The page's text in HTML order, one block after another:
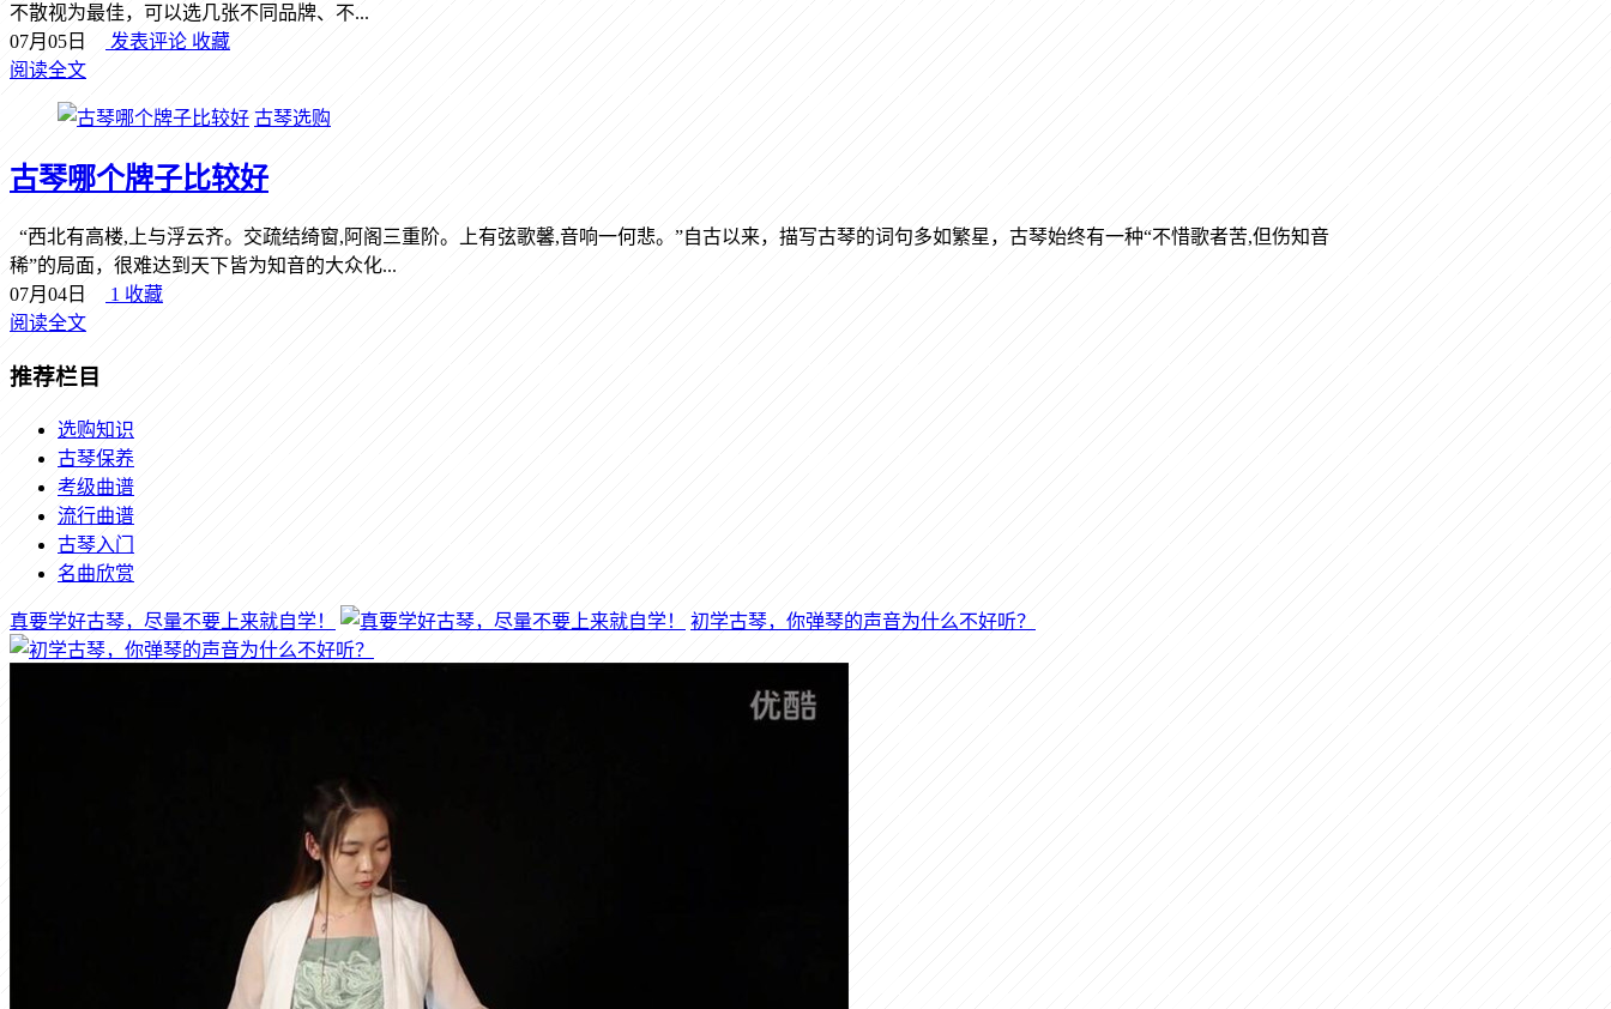
不散视为最佳，可以选几张不同品牌、不...
07月05日
发表评论 收藏
阅读全文
古琴选购
古琴哪个牌子比较好
“西北有高楼,上与浮云齐。交疏结绮窗,阿阁三重阶。上有弦歌馨,音响一何悲。”自古以来，描写古琴的词句多如繁星，古琴始终有一种“不惜歌者苦,但伤知音
稀”的局面，很难达到天下皆为知音的大众化...
07月04日
1 收藏
阅读全文
推荐栏目
选购知识
古琴保养
考级曲谱
流行曲谱
古琴入门
名曲欣赏
真要学好古琴，尽量不要上来就自学！ 初学古琴，你弹琴的声音为什么不好听？